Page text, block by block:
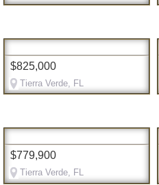
$825,000
Tierra Verde, FL
$779,900
Tierra Verde, FL